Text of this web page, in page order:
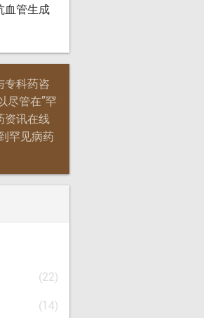
血管生成
专科药咨
尽管在”罕
资讯在线
罕见病药
(22)
(14)